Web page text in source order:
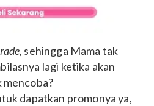
sehingga Mama tak
lagi ketika akan
dapatkan promonya ya,